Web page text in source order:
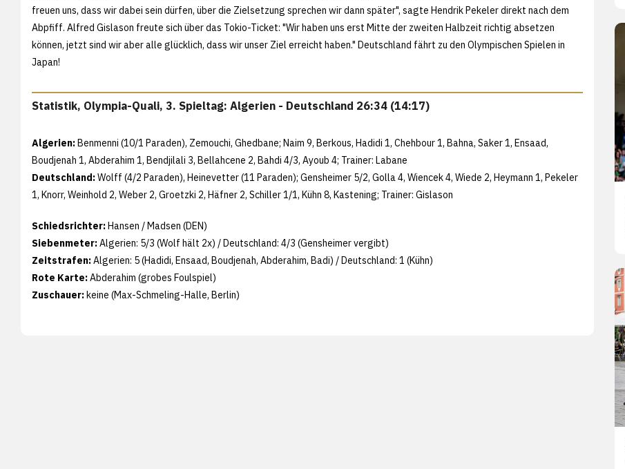
freuen uns, dass wir dabei sein dürfen, über die Zielsetzung sprechen wir dann später", sagte Hendrik Pekeler direkt nach dem
Abpfiff. Alfred Gislason freute sich über das Tokio-Ticket: "Wir haben uns erst Mitte der zweiten Halbzeit richtig absetzen
können, jetzt sind wir aber alle glücklich, dass wir unser Ziel erreicht haben." Deutschland fährt zu den Olympischen Spielen in
Japan!
Statistik, Olympia-Quali, 3. Spieltag: Algerien - Deutschland 26:34 (14:17)
Algerien:Benmenni (10/1 Paraden), Zemouchi, Ghedbane; Naim 9, Berkous, Hadidi 1, Chehbour 1, Bahna, Saker 1, Ensaad,
Boudjenah 1, Abderahim 1, Bendjilali 3, Bellahcene 2, Bahdi 4/3, Ayoub 4; Trainer: Labane
Deutschland:Wolff (4/2 Paraden), Heinevetter (11 Paraden); Gensheimer 5/2, Golla 4, Wiencek 4, Wiede 2, Heymann 1, Pekeler
1, Knorr, Weinhold 2, Weber 2, Groetzki 2, Häfner 2, Schiller 1/1, Kühn 8, Kastening; Trainer: Gislason
Schiedsrichter:Hansen / Madsen (DEN)
Siebenmeter:Algerien: 5/3 (Wolf hält 2x) / Deutschland: 4/3 (Gensheimer vergibt)
Zeitstrafen:Algerien: 5 (Hadidi, Ensaad, Boudjenah, Abderahim, Badi) / Deutschland: 1 (Kühn)
Rote Karte:Abderahim (grobes Foulspiel)
Zuschauer:keine (Max-Schmeling-Halle, Berlin)